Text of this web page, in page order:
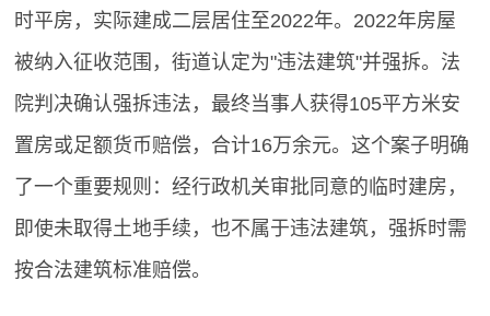
时平房，实际建成二层居住至2022年。2022年房屋
被纳入征收范围，街道认定为"违法建筑"并强拆。法
院判决确认强拆违法，最终当事人获得105平方米安
置房或足额货币赔偿，合计16万余元。这个案子明确
了一个重要规则：经行政机关审批同意的临时建房，
即使未取得土地手续，也不属于违法建筑，强拆时需
按合法建筑标准赔偿。